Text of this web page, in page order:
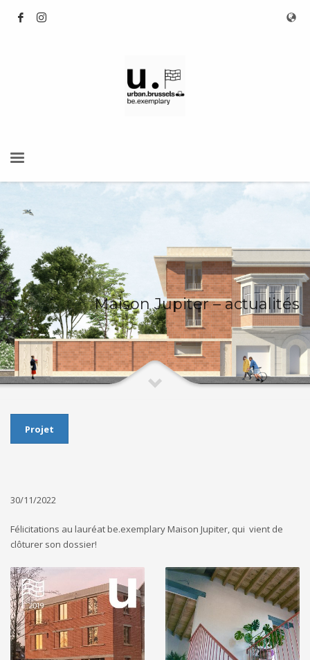
Maison Jupiter – actualités
Projet
30/11/2022
Félicitations au lauréat be.exemplary Maison Jupiter, qui vient de
clôturer son dossier!